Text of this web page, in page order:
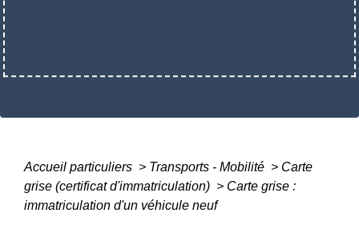
Accueil particuliers > Transports - Mobilité > Carte
grise (certificat d'immatriculation) > Carte grise :
immatriculation d'un véhicule neuf